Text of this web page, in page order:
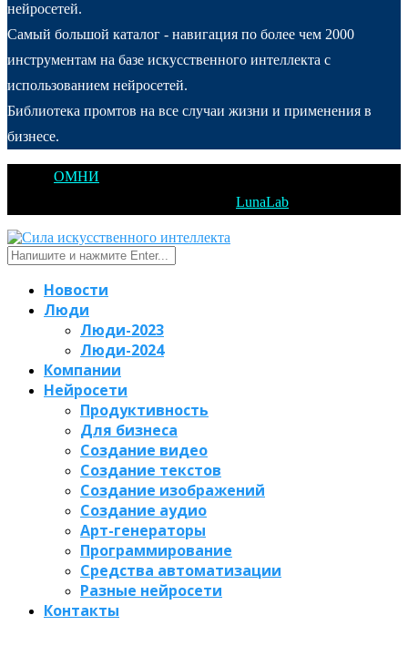
нейросетей.
Самый большой каталог - навигация по более чем 2000
инструментам на базе искусственного интеллекта с
использованием нейросетей.
Библиотека промтов на все случаи жизни и применения в
бизнесе.
ОМНИ
LunaLab
Новости
Люди
Люди-2023
Люди-2024
Компании
Нейросети
Продуктивность
Для бизнеса
Создание видео
Создание текстов
Создание изображений
Создание аудио
Арт-генераторы
Программирование
Средства автоматизации
Разные нейросети
Контакты